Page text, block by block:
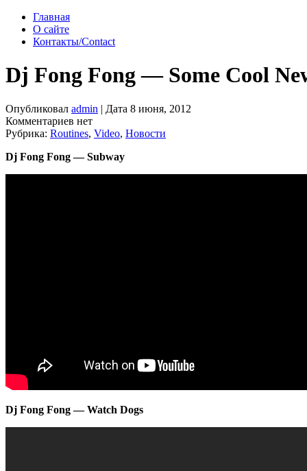
Главная
О сайте
Контакты/Contact
Dj Fong Fong — Some Cool
Опубликовал admin | Дата 8 июня, 2012
Комментариев нет
Рубрика: Routines, Video, Новости
Dj Fong Fong — Subway
Dj Fong Fong — Watch Dogs